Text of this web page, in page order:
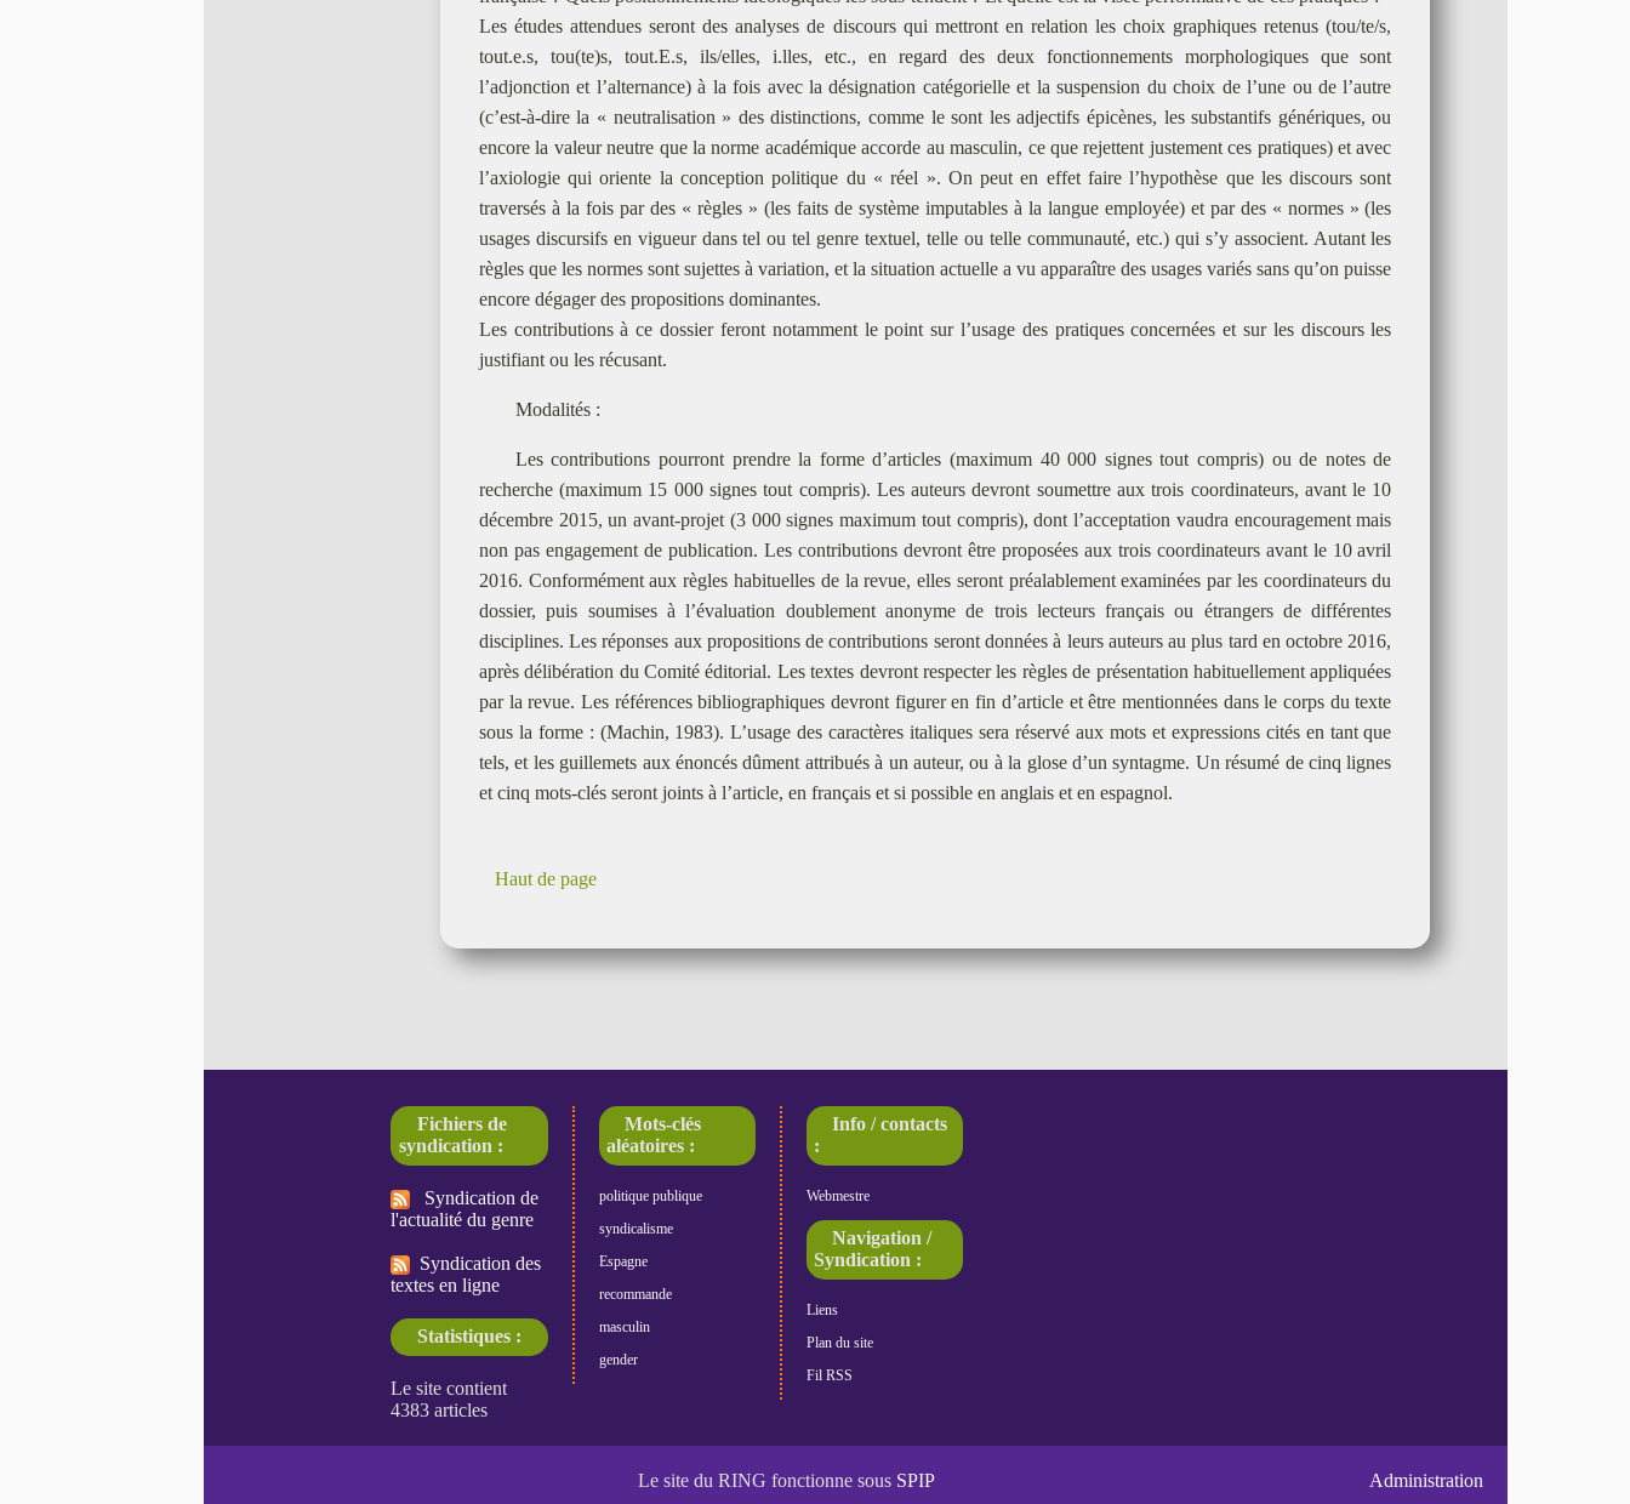
Les études attendues seront des analyses de discours qui mettront en relation les choix graphiques retenus (tou/te/s,
tout.e.s, tou(te)s, tout.E.s, ils/elles, i.lles, etc., en regard des deux fonctionnements morphologiques que sont
l’adjonction et l’alternance) à la fois avec la désignation catégorielle et la suspension du choix de l’une ou de l’autre
(c’est-à-dire la « neutralisation » des distinctions, comme le sont les adjectifs épicènes, les substantifs génériques, ou
encore la valeur neutre que la norme académique accorde au masculin, ce que rejettent justement ces pratiques) et avec
l’axiologie qui oriente la conception politique du « réel ». On peut en effet faire l’hypothèse que les discours sont
traversés à la fois par des « règles » (les faits de système imputables à la langue employée) et par des « normes » (les
usages discursifs en vigueur dans tel ou tel genre textuel, telle ou telle communauté, etc.) qui s’y associent. Autant les
règles que les normes sont sujettes à variation, et la situation actuelle a vu apparaître des usages variés sans qu’on puisse
encore dégager des propositions dominantes.
Les contributions à ce dossier feront notamment le point sur l’usage des pratiques concernées et sur les discours les
justifiant ou les récusant.
Modalités :
Les contributions pourront prendre la forme d’articles (maximum 40 000 signes tout compris) ou de notes de
recherche (maximum 15 000 signes tout compris). Les auteurs devront soumettre aux trois coordinateurs, avant le 10
décembre 2015, un avant-projet (3 000 signes maximum tout compris), dont l’acceptation vaudra encouragement mais
non pas engagement de publication. Les contributions devront être proposées aux trois coordinateurs avant le 10 avril
2016. Conformément aux règles habituelles de la revue, elles seront préalablement examinées par les coordinateurs du
dossier, puis soumises à l’évaluation doublement anonyme de trois lecteurs français ou étrangers de différentes
disciplines. Les réponses aux propositions de contributions seront données à leurs auteurs au plus tard en octobre 2016,
après délibération du Comité éditorial. Les textes devront respecter les règles de présentation habituellement appliquées
par la revue. Les références bibliographiques devront figurer en fin d’article et être mentionnées dans le corps du texte
sous la forme : (Machin, 1983). L’usage des caractères italiques sera réservé aux mots et expressions cités en tant que
tels, et les guillemets aux énoncés dûment attribués à un auteur, ou à la glose d’un syntagme. Un résumé de cinq lignes
et cinq mots-clés seront joints à l’article, en français et si possible en anglais et en espagnol.
Haut de page
Fichiers de
syndication :
Syndication de
l'actualité du genre
Syndication des
textes en ligne
Statistiques :
Mots-clés
aléatoires :
politique publique
syndicalisme
Espagne
recommande
masculin
gender
Info / contacts
:
Webmestre
Navigation /
Syndication :
Liens
Plan du site
Fil RSS
Le site du RING fonctionne sous SPIP Administration